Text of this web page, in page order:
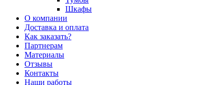
Шкафы
О компании
Доставка и оплата
Как заказать?
Партнерам
Материалы
Отзывы
Контакты
Наши работы